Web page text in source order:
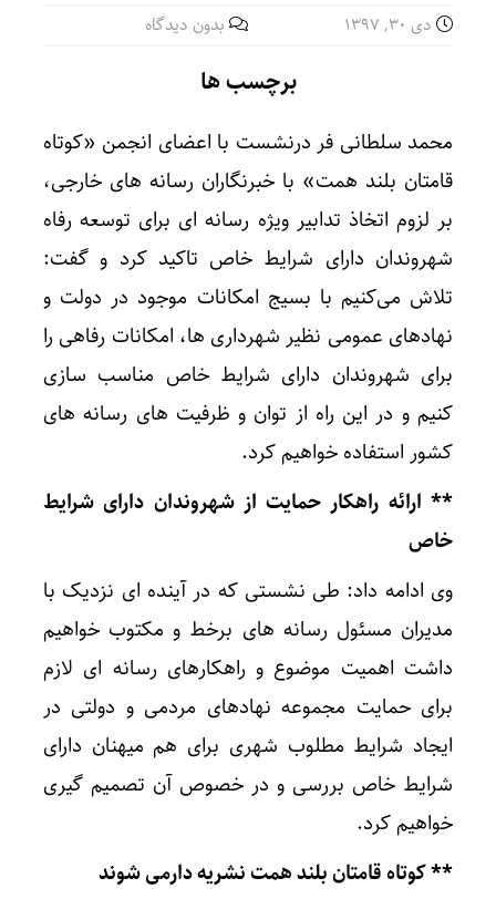
دی ۳۰, ۱۳۹۷
بدون دیدگاه
برچسب ها
محمد سلطانی فر درنشست با اعضای انجمن «کوتاه
قامتان بلند همت» با خبرنگاران رسانه های خارجی،
بر لزوم اتخاذ تدابیر ویژه رسانه ای برای توسعه رفاه
شهروندان دارای شرایط خاص تاکید کرد و گفت:
تلاش می‌کنیم با بسیج امکانات موجود در دولت و
نهادهای عمومی نظیر شهرداری ها، امکانات رفاهی را
برای شهروندان دارای شرایط خاص مناسب سازی
کنیم و در این راه از توان و ظرفیت های رسانه های
کشور استفاده خواهیم کرد.
** ارائه راهکار حمایت از شهروندان دارای شرایط
خاص
وی ادامه داد: طی نشستی که در آینده ای نزدیک با
مدیران مسئول رسانه های برخط و مکتوب خواهیم
داشت اهمیت موضوع و راهکارهای رسانه ای لازم
برای حمایت مجموعه نهادهای مردمی و دولتی در
ایجاد شرایط مطلوب شهری برای هم میهنان دارای
شرایط خاص بررسی و در خصوص آن تصمیم گیری
خواهیم کرد.
** کوتاه قامتان بلند همت نشریه دارمی شوند